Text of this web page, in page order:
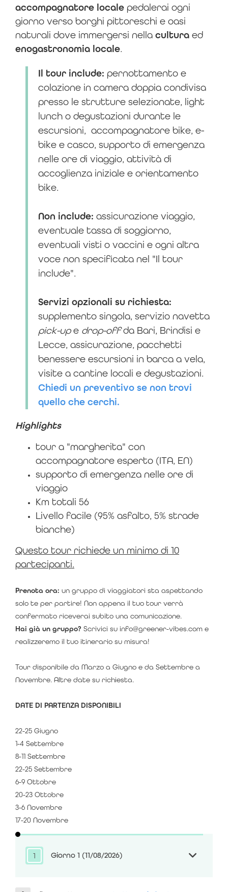
accompagnatore locale pedalerai ogni
giorno verso borghi pittoreschi e oasi
naturali dove immergersi nella cultura ed
enogastronomia locale.
Il tour include: pernottamento e
colazione in camera doppia condivisa
presso le strutture selezionate, light
lunch o degustazioni durante le
escursioni, accompagnatore bike, e-
bike e casco, supporto di emergenza
nelle ore di viaggio, attività di
accoglienza iniziale e orientamento
bike.
Non include: assicurazione viaggio,
eventuale tassa di soggiorno,
eventuali visti o vaccini e ogni altra
voce non specificata nel "Il tour
include".
Servizi opzionali su richiesta:
supplemento singola, servizio navetta
pick-upe drop-offda Bari, Brindisi e
Lecce, assicurazione, pacchetti
benessere escursioni in barca a vela,
visite a cantine locali e degustazioni.
Chiedi un preventivo se non trovi
quello che cerchi.
Highlights
tour a "margherita" con
accompagnatore esperto (ITA, EN)
supporto di emergenza nelle ore di
viaggio
Km totali 56
Livello facile (95% asfalto, 5% strade
bianche)
Questo tour richiede un minimo di 10
partecipanti.
Prenota ora: un gruppo di viaggiatori sta aspettando
solo te per partire! Non appena il tuo tour verrà
confermato riceverai subito una comunicazione.
Hai già un gruppo? Scrivici su info@greener-vibes.com e
realizzeremo il tuo itinerario su misura!
Tour disponibile da Marzo a Giugno e da Settembre a
Novembre. Altre date su richiesta.
DATE DI PARTENZA DISPONIBILI
22-25 Giugno
1-4 Settembre
8-11 Settembre
22-25 Settembre
6-9 Ottobre
20-23 Ottobre
3-6 Novembre
17-20 Novembre
1 Giorno 1 (11/08/2026)